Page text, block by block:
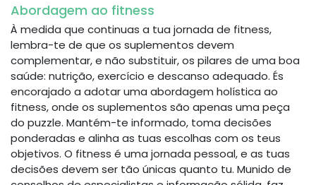
Abordagem ao fitness
À medida que continuas a tua jornada de fitness,
lembra-te de que os suplementos devem
complementar, e não substituir, os pilares de uma boa
saúde: nutrição, exercício e descanso adequado. És
encorajado a adotar uma abordagem holística ao
fitness, onde os suplementos são apenas uma peça
do puzzle. Mantém-te informado, toma decisões
ponderadas e alinha as tuas escolhas com os teus
objetivos. O fitness é uma jornada pessoal, e as tuas
decisões devem ser tão únicas quanto tu. Munido de